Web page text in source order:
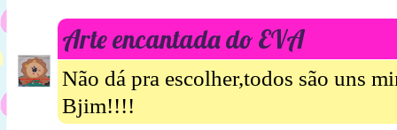
Arte encantada do EVA
Não dá pra escolher,todos são uns
Bjim!!!!